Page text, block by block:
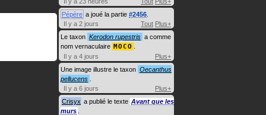
Pépère a joué la partie #2456
Il y a 2 jours
Tout Plus+
Le taxon Kerodon rupestris a comme
nom vernaculaire MOCO
Il y a 4 jours
Plus+
Une image illustre le taxon Oecanthus
pellucens
Il y a 6 jours
Plus+
Crisyx a publié le texte Avant que les
murs